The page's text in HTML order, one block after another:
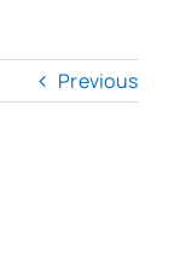
Previous